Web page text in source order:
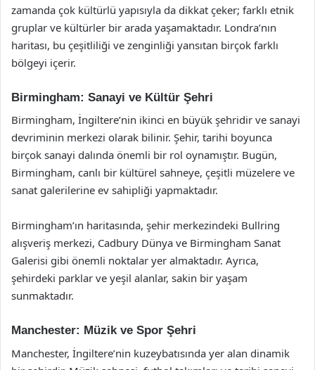
zamanda çok kültürlü yapısıyla da dikkat çeker; farklı etnik
gruplar ve kültürler bir arada yaşamaktadır. Londra’nın
haritası, bu çeşitliliği ve zenginliği yansıtan birçok farklı
bölgeyi içerir.
Birmingham: Sanayi ve Kültür Şehri
Birmingham, İngiltere’nin ikinci en büyük şehridir ve sanayi
devriminin merkezi olarak bilinir. Şehir, tarihi boyunca
birçok sanayi dalında önemli bir rol oynamıştır. Bugün,
Birmingham, canlı bir kültürel sahneye, çeşitli müzelere ve
sanat galerilerine ev sahipliği yapmaktadır.
Birmingham’ın haritasında, şehir merkezindeki Bullring
alışveriş merkezi, Cadbury Dünya ve Birmingham Sanat
Galerisi gibi önemli noktalar yer almaktadır. Ayrıca,
şehirdeki parklar ve yeşil alanlar, sakin bir yaşam
sunmaktadır.
Manchester: Müzik ve Spor Şehri
Manchester, İngiltere’nin kuzeybatısında yer alan dinamik